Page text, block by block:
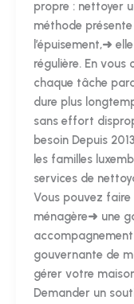
propre : nettoyer
méthode
l’épuisement,➜
régulière. En
chaque tâche
dure plus
sans effort
besoin Depuis
les familles
services de
Vous pouvez
ménagère➜ une
gouvernante de
gérer votre
Demander un